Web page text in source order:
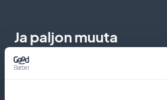
Ja paljon muuta